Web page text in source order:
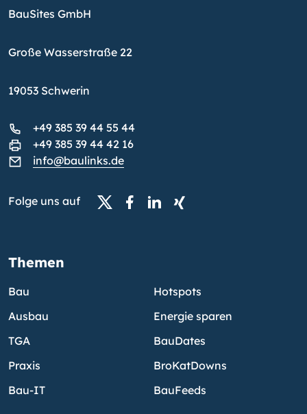
BauSites GmbH
Große Wasserstraße 22
19053 Schwerin
+49 385 39 44 55 44
+49 385 39 44 42 16
info@baulinks.de
Folge uns auf
Themen
Bau
Ausbau
TGA
Praxis
Bau-IT
Hotspots
Energie sparen
BauDates
BroKatDowns
BauFeeds